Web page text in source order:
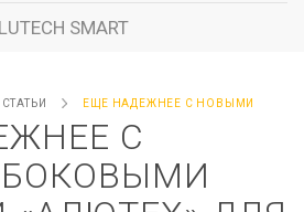
SMART
ЕЩЕ НАДЕЖНЕЕ С НОВЫМИ
С